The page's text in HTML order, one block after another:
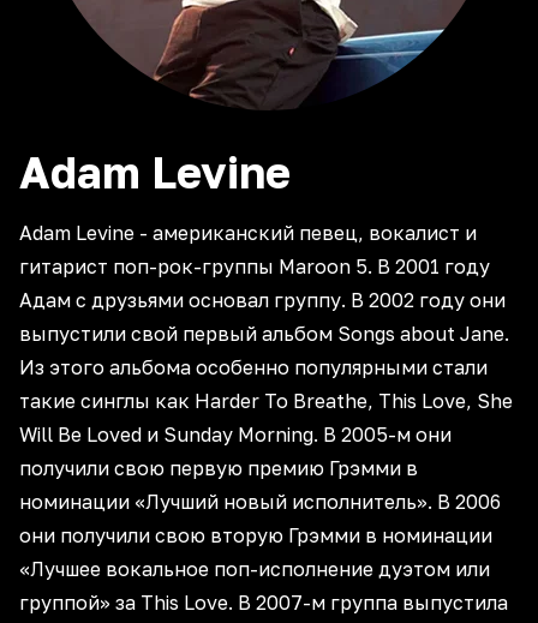
Adam Levine
Adam Levine - американский певец, вокалист и
гитарист поп-рок-группы Maroon 5. В 2001 году
Адам с друзьями основал группу. В 2002 году они
выпустили свой первый альбом Songs about Jane.
Из этого альбома особенно популярными стали
такие синглы как Harder To Breathe, This Love, She
Will Be Loved и Sunday Morning. В 2005-м они
получили свою первую премию Грэмми в
номинации «Лучший новый исполнитель». В 2006
они получили свою вторую Грэмми в номинации
«Лучшее вокальное поп-исполнение дуэтом или
группой» за This Love. В 2007-м группа выпустила